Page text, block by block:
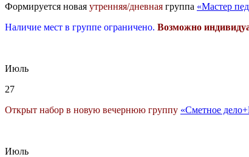
Формируется новая утренняя/дневная группа «Мастер
Наличие мест в группе ограничено. Возможно
Июль
27
Открыт набор в новую вечернюю группу «Сметное
Июль